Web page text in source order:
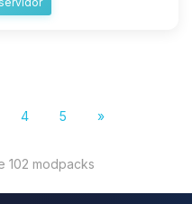
4 5 »
102 modpacks